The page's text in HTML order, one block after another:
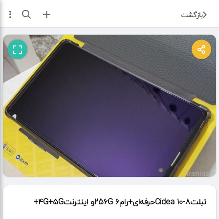
بازگشت ثبت آگهی
تبلت‌8-10 Cideaحرفه‌ای‌+رام۶ 256G‌و اینترنت‌4G+5G+